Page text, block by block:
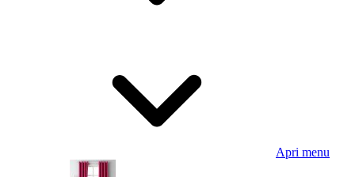
Apri menu